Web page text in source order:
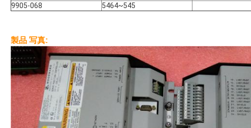
9905-068
5464~545
製品 写真: